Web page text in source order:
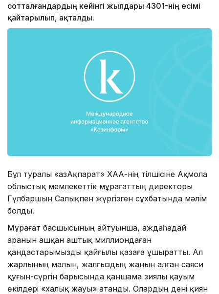
сотталғандардың кейінгі жылдары 4301-нің есімі
қайтарылып, ақталды.
Бұл туралы «ҚазАқпарат» ХАА-нің тілшісіне Ақмола
облыстық мемлекеттік мұрағаттың директоры
Гүлбаршын Салықпен жүргізген сұхбатында мәлім
болды.
Мұрағат басшысының айтуынша, аждаһадай
аранын ашқан аштық миллиондаған
қандастарымызды қайғылы қазаға ұшыратты. Ал
жарлының малын, жалғыздың жанын алған саяси
қуғын-сүргін барысында қаншама зиялы қауым
өкілдері «халық жауы» атанды. Олардың дені қиян